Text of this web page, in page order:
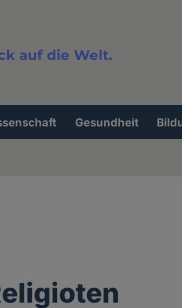
auf die Welt.
Gesundheit